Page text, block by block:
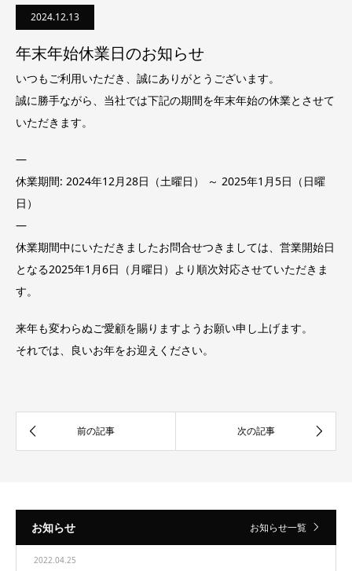
2024.12.13
年末年始休業日のお知らせ
いつもご利用いただき、誠にありがとうございます。
誠に勝手ながら、当社では下記の期間を年末年始の休業とさせて
いただきます。
—
休業期間: 2024年12月28日（土曜日） ～ 2025年1月5日（日曜
日）
—
休業期間中にいただきましたお問合せつきましては、営業開始日
となる2025年1月6日（月曜日）より順次対応させていただきま
す。
来年も変わらぬご愛顧を賜りますようお願い申し上げます。
それでは、良いお年をお迎えください。
お知らせ お知らせ一覧
2022.04.25